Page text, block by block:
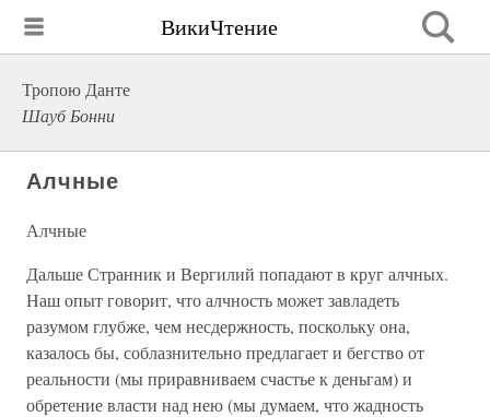
ВикиЧтение
Тропою Данте
Шауб Бонни
Алчные
Алчные
Дальше Странник и Вергилий попадают в круг алчных.
Наш опыт говорит, что алчность может завладеть
разумом глубже, чем несдержность, поскольку она,
казалось бы, соблазнительно предлагает и бегство от
реальности (мы приравниваем счастье к деньгам) и
обретение власти над нею (мы думаем, что жадность